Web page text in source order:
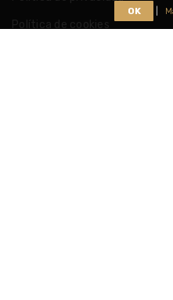
Política de cookies
OK